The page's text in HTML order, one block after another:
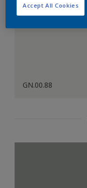
GN.00.88
Accept All Cookies